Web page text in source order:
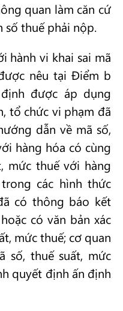
quan làm căn cứ
số thuế phải nộp.
hành vi khai sai mã
nêu tại Điểm b
được áp dụng
tổ chức vi phạm đã
dẫn về mã số,
hàng hóa có cùng
mức thuế với hàng
các hình thức
có thông báo kết
có văn bản xác
mức thuế; cơ quan
số, thuế suất, mức
quyết định ấn định